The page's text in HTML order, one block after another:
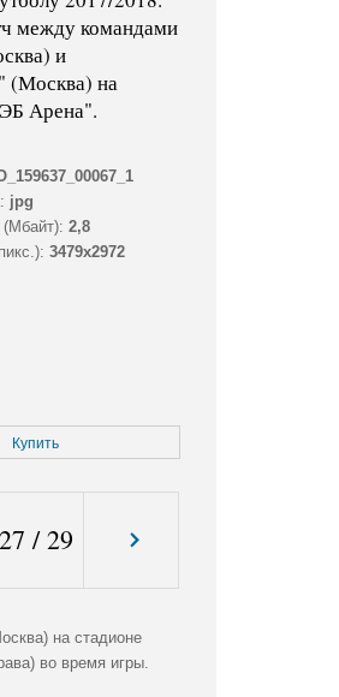
между командами
и
(Москва) на
Арена".
jpg
2,8
3479x2972
Купить
27 /29
на стадионе
во время игры.